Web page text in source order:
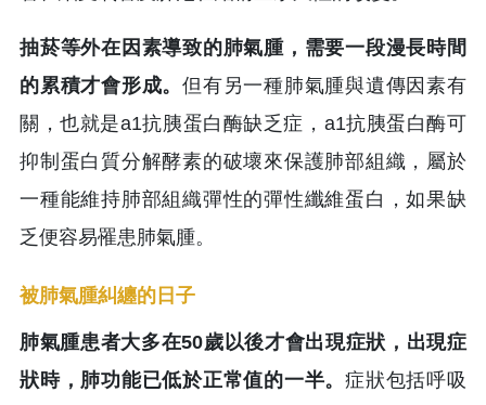
抽菸等外在因素導致的肺氣腫，需要一段漫長時間
的累積才會形成。但有另一種肺氣腫與遺傳因素有
關，也就是a1抗胰蛋白酶缺乏症，a1抗胰蛋白酶可
抑制蛋白質分解酵素的破壞來保護肺部組織，屬於
一種能維持肺部組織彈性的彈性纖維蛋白，如果缺
乏便容易罹患肺氣腫。
被肺氣腫糾纏的日子
肺氣腫患者大多在50歲以後才會出現症狀，出現症
狀時，肺功能已低於正常值的一半。症狀包括呼吸